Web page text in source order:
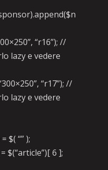
“r16”); //
lazy e vedere
“r17”); //
lazy e vedere
$( “” );
$(“article”)[ 6 ];